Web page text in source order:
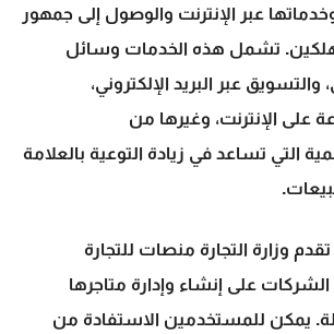
وخدماتها عبر الإنترنت والوصول إلى جمهور
تشمل هذه الخدمات وسائل
والتسويق عبر البريد الإلكتروني،
على الإنترنت، وغيرها من
التي تساعد في زيادة التوعية بالعلامة
وزارة التجارة منصات للتجارة
الشركات على إنشاء وإدارة متاجرها
يمكن للمستخدمين الاستفادة من